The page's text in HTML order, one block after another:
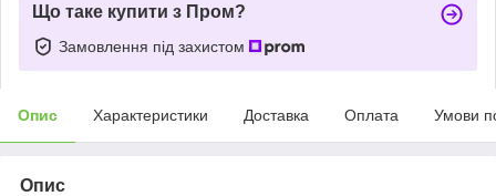
Що таке купити з Пром?
Замовлення під захистом
Опис Характеристики Доставка Оплата Умови
Опис